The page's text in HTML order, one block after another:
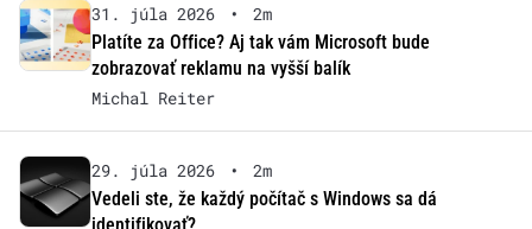
31. júla 2026 •
2m
Platíte za Office? Aj tak vám Microsoft bude
zobrazovať reklamu na vyšší balík
Michal Reiter
29. júla 2026 •
2m
Vedeli ste, že každý počítač s Windows sa dá